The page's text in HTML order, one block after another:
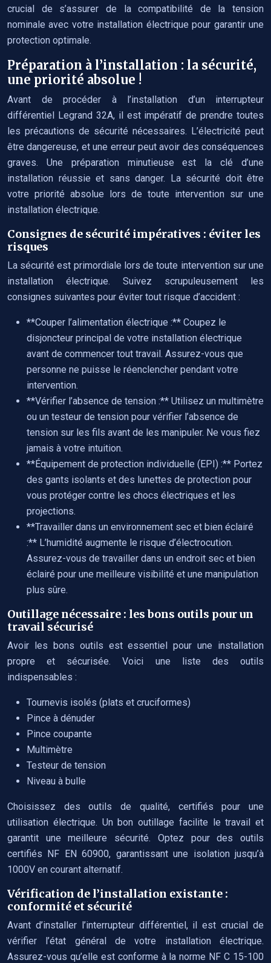
crucial de s’assurer de la compatibilité de la tension
nominale avec votre installation électrique pour garantir une
protection optimale.
Préparation à l’installation : la sécurité,
une priorité absolue !
Avant de procéder à l’installation d’un interrupteur
différentiel Legrand 32A, il est impératif de prendre toutes
les précautions de sécurité nécessaires. L’électricité peut
être dangereuse, et une erreur peut avoir des conséquences
graves. Une préparation minutieuse est la clé d’une
installation réussie et sans danger. La sécurité doit être
votre priorité absolue lors de toute intervention sur une
installation électrique.
Consignes de sécurité impératives : éviter les
risques
La sécurité est primordiale lors de toute intervention sur une
installation électrique. Suivez scrupuleusement les
consignes suivantes pour éviter tout risque d’accident :
**Couper l’alimentation électrique :** Coupez le
disjoncteur principal de votre installation électrique
avant de commencer tout travail. Assurez-vous que
personne ne puisse le réenclencher pendant votre
intervention.
**Vérifier l’absence de tension :** Utilisez un multimètre
ou un testeur de tension pour vérifier l’absence de
tension sur les fils avant de les manipuler. Ne vous fiez
jamais à votre intuition.
**Équipement de protection individuelle (EPI) :** Portez
des gants isolants et des lunettes de protection pour
vous protéger contre les chocs électriques et les
projections.
**Travailler dans un environnement sec et bien éclairé
:** L’humidité augmente le risque d’électrocution.
Assurez-vous de travailler dans un endroit sec et bien
éclairé pour une meilleure visibilité et une manipulation
plus sûre.
Outillage nécessaire : les bons outils pour un
travail sécurisé
Avoir les bons outils est essentiel pour une installation
propre et sécurisée. Voici une liste des outils
indispensables :
Tournevis isolés (plats et cruciformes)
Pince à dénuder
Pince coupante
Multimètre
Testeur de tension
Niveau à bulle
Choisissez des outils de qualité, certifiés pour une
utilisation électrique. Un bon outillage facilite le travail et
garantit une meilleure sécurité. Optez pour des outils
certifiés NF EN 60900, garantissant une isolation jusqu’à
1000V en courant alternatif.
Vérification de l’installation existante :
conformité et sécurité
Avant d’installer l’interrupteur différentiel, il est crucial de
vérifier l’état général de votre installation électrique.
Assurez-vous qu’elle est conforme à la norme NF C 15-100